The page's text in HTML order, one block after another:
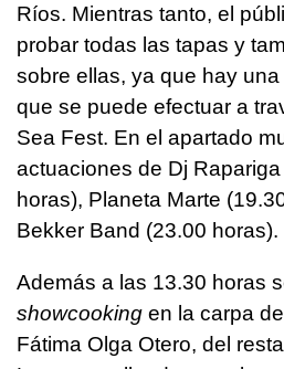
Ríos. Mientras tanto, el
probar todas las tapas y
sobre ellas, ya que hay
que se puede efectuar a
Sea Fest. En el apartado
actuaciones de Dj
horas), Planeta Marte
Bekker Band (23.00 horas).
Además a las 13.30 horas
showcooking en la carpa
Fátima Olga Otero, del